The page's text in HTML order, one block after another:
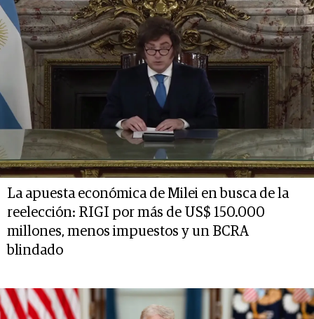
La apuesta económica de Milei en busca de la
reelección: RIGI por más de US$ 150.000
millones, menos impuestos y un BCRA
blindado